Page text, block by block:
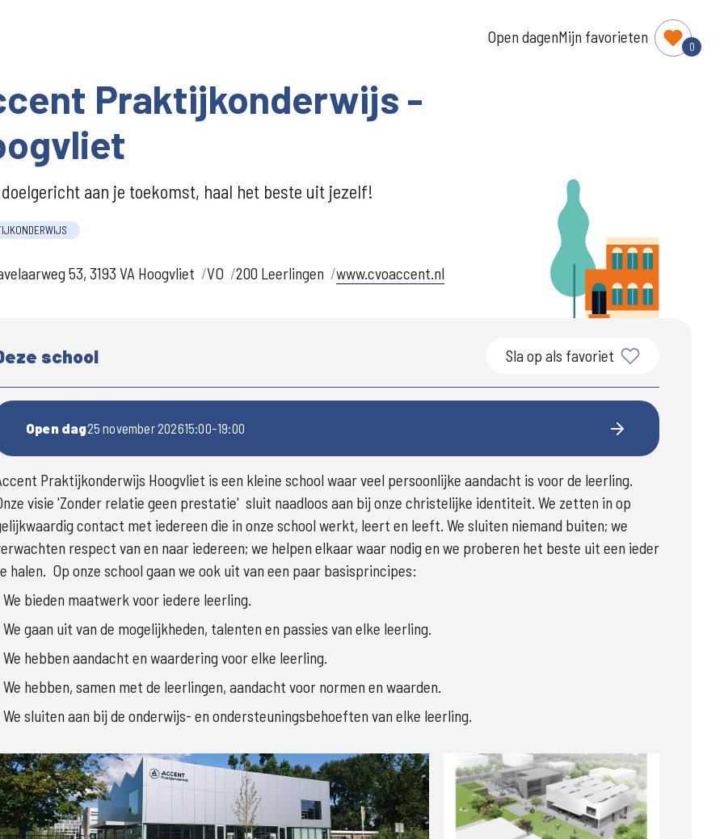
Open dagenMijn favorieten
0
Praktijkonderwijs -
aan je toekomst, haal het beste uit jezelf!
53, 3193 VA Hoogvliet VO 200 Leerlingen www.cvoaccent.nl
school Sla op als favoriet
Open dag25 november 202615:00-19:00
visie 'Zonder relatie geen prestatie'  sluit naadloos aan bij onze christelijke identiteit. We zetten in op
contact met iedereen die in onze school werkt, leert en leeft. We sluiten niemand buiten; we
respect van en naar iedereen; we helpen elkaar waar nodig en we proberen het beste uit een ieder
halen.
  Op onze school gaan we ook uit van een paar basisprincipes:
We bieden maatwerk voor iedere leerling.
We gaan uit van de mogelijkheden, talenten en passies van elke leerling.
We hebben aandacht en waardering voor elke leerling.
We hebben, samen met de leerlingen, aandacht voor normen en waarden.
We sluiten aan bij de onderwijs- en ondersteuningsbehoeften van elke leerling.
Groter
Groter